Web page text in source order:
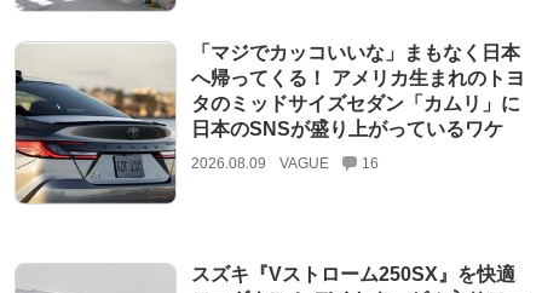
「マジでカッコいいな」まもなく日本
へ帰ってくる！ アメリカ生まれのトヨ
タのミッドサイズセダン「カムリ」に
日本のSNSが盛り上がっているワケ
2026.08.09 VAGUE 16
スズキ『Vストローム250SX』を快適